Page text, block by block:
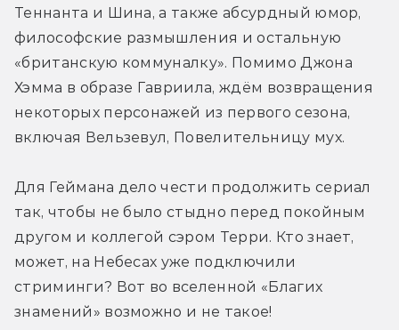
Теннанта и Шина, а также абсурдный юмор,
философские размышления и остальную
«британскую коммуналку». Помимо Джона
Хэмма в образе Гавриила, ждём возвращения
некоторых персонажей из первого сезона,
включая Вельзевул, Повелительницу мух.
Для Геймана дело чести продолжить сериал
так, чтобы не было стыдно перед покойным
другом и коллегой сэром Терри. Кто знает,
может, на Небесах уже подключили
стриминги? Вот во вселенной «Благих
знамений» возможно и не такое!